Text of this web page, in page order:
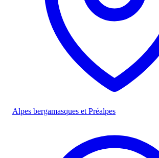
Alpes bergamasques et Préalpes